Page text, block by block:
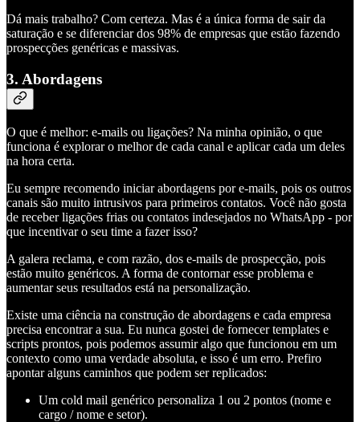
Dá mais trabalho? Com certeza. Mas é a única forma de sair da
saturação e se diferenciar dos 98% de empresas que estão fazendo
prospecções genéricas e massivas.
3. Abordagens
O que é melhor: e-mails ou ligações? Na minha opinião, o que
funciona é explorar o melhor de cada canal e aplicar cada um deles
na hora certa.
Eu sempre recomendo iniciar abordagens por e-mails, pois os outros
canais são muito intrusivos para primeiros contatos. Você não gosta
de receber ligações frias ou contatos indesejados no WhatsApp - por
que incentivar o seu time a fazer isso?
A galera reclama, e com razão, dos e-mails de prospecção, pois
estão muito genéricos. A forma de contornar esse problema e
aumentar seus resultados está na personalização.
Existe uma ciência na construção de abordagens e cada empresa
precisa encontrar a sua. Eu nunca gostei de fornecer templates e
scripts prontos, pois podemos assumir algo que funcionou em um
contexto como uma verdade absoluta, e isso é um erro. Prefiro
apontar alguns caminhos que podem ser replicados:
Um cold mail genérico personaliza 1 ou 2 pontos (nome e
cargo / nome e setor).